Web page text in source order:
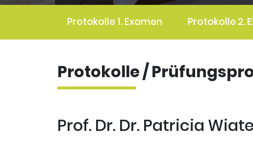
Protokolle 1. Examen Protokolle 2.
Protokolle /
Prof. Dr. Dr. Patricia